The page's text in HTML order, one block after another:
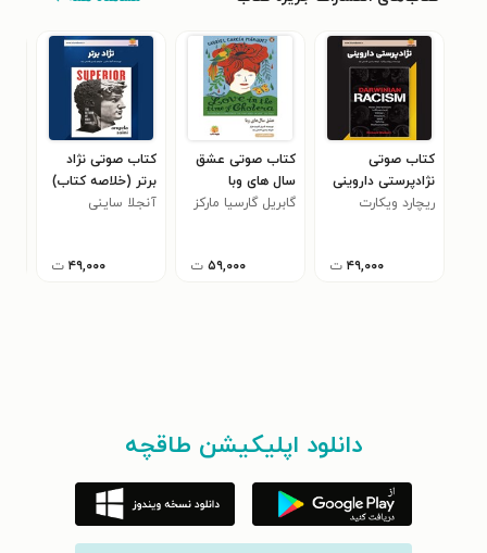
کتاب صوتی
نژادپرستی داروینی
(خلاصه کتاب)
ریچارد ویکارت
۴۹,۰۰۰ ت
کتاب صوتی عشق
سال های وبا
(خلاصه کتاب)
گابریل گارسیا مارکز
۵۹,۰۰۰ ت
کتاب صوتی نژاد
برتر (خلاصه کتاب)
آنجلا ساینی
۴۹,۰۰۰ ت
دانلود اپلیکیشن طاقچه